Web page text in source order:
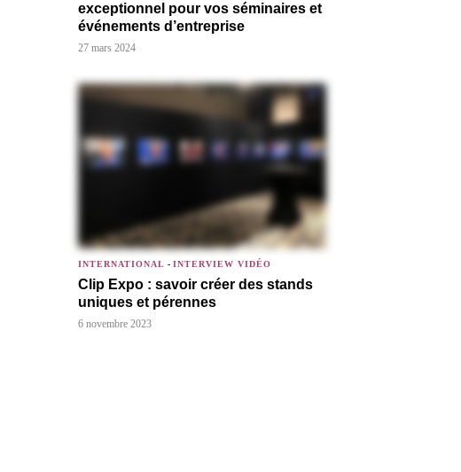
exceptionnel pour vos séminaires et
événements d’entreprise
27 mars 2024
INTERNATIONAL - INTERVIEW VIDÉO
Clip Expo : savoir créer des stands
uniques et pérennes
6 novembre 2023